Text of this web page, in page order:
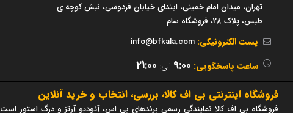
تهران، میدان امام خمینی، ابتدای خیابان فردوسی، نبش کوچه ی
طبس، پلاک 28، فروشگاه سام
پست الکترونیکی: info@bfkala.com
ساعت پاسخگویی: 9:00 الی: 21:00
فروشگاه اینترنتی بی اف کالا، بررسی، انتخاب و خرید آنلاین
فروشگاه بی اف کالا نمایندگی رسمی برندهای بی اس، آئودیو آرتز و درگ استور